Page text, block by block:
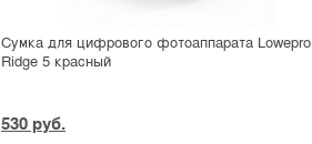
Сумка для цифрового фотоаппарата Lowepro
Ridge 5 красный
530 руб.